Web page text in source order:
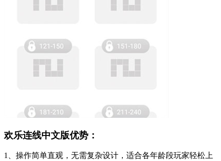
欢乐连线中文版优势：
1、操作简单直观，无需复杂设计，适合各年龄段玩家轻松上